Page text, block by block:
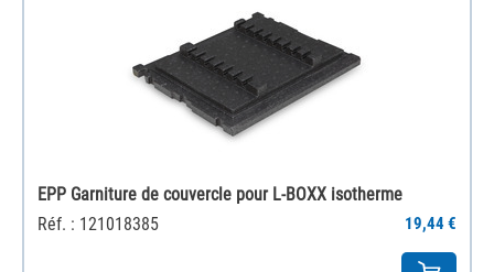
EPP Garniture de couvercle pour L-BOXX isotherme
Réf. : 121018385
19,44 €